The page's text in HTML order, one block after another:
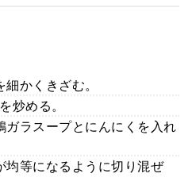
かくきざむ。
炒める。
ガラスープとにんにくを入れ
均等になるように切り混ぜ